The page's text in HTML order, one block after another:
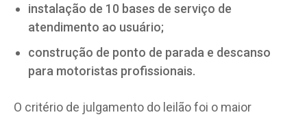
instalação de 10 bases de serviço de
atendimento ao usuário;
construção de ponto de parada e descanso
para motoristas profissionais.
O critério de julgamento do leilão foi o maior